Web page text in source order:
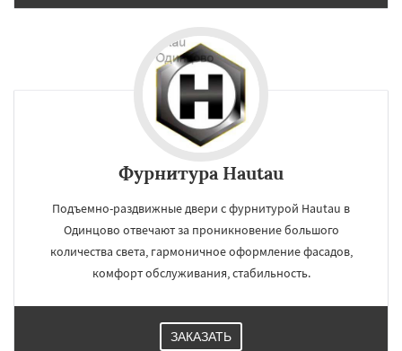
Фурнитура Hautau
Подъемно-раздвижные двери с фурнитурой Hautau в
Одинцово отвечают за проникновение большого
количества света, гармоничное оформление фасадов,
комфорт обслуживания, стабильность.
ЗАКАЗАТЬ